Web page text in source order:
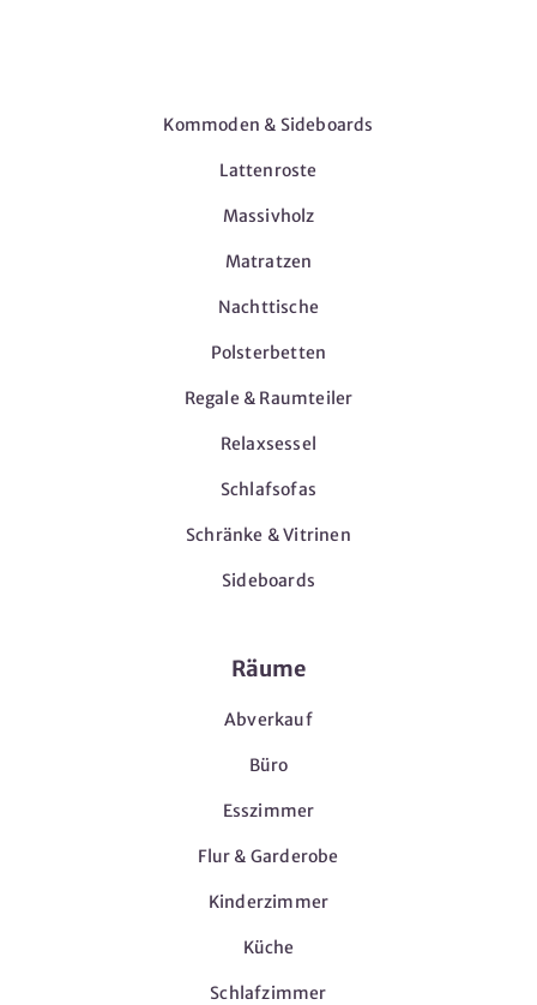
Kommoden & Sideboards
Lattenroste
Massivholz
Matratzen
Nachttische
Polsterbetten
Regale & Raumteiler
Relaxsessel
Schlafsofas
Schränke & Vitrinen
Sideboards
Räume
Abverkauf
Büro
Esszimmer
Flur & Garderobe
Kinderzimmer
Küche
Schlafzimmer